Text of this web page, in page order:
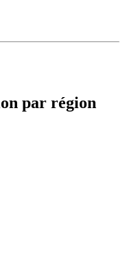
par région